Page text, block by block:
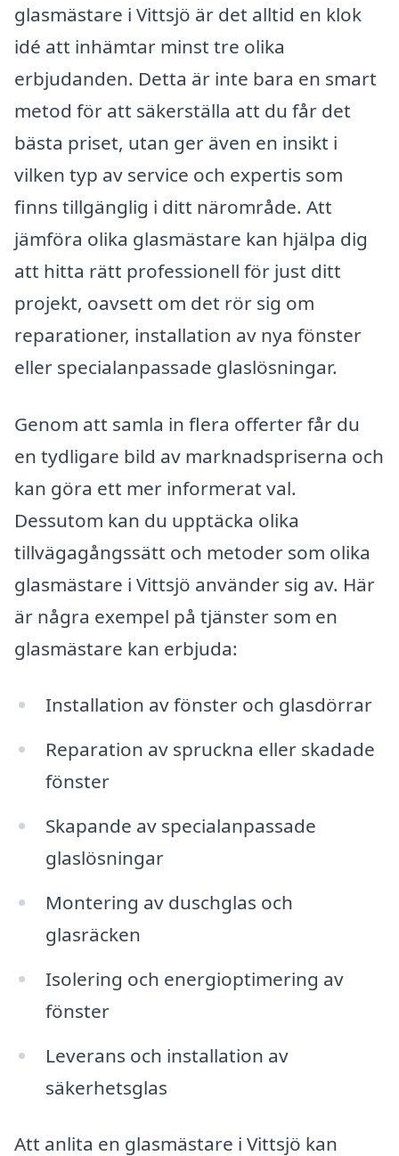
glasmästare i Vittsjö är det alltid en klok
idé att inhämtar minst tre olika
erbjudanden. Detta är inte bara en smart
metod för att säkerställa att du får det
bästa priset, utan ger även en insikt i
vilken typ av service och expertis som
finns tillgänglig i ditt närområde. Att
jämföra olika glasmästare kan hjälpa dig
att hitta rätt professionell för just ditt
projekt, oavsett om det rör sig om
reparationer, installation av nya fönster
eller specialanpassade glaslösningar.
Genom att samla in flera offerter får du
en tydligare bild av marknadspriserna och
kan göra ett mer informerat val.
Dessutom kan du upptäcka olika
tillvägagångssätt och metoder som olika
glasmästare i Vittsjö använder sig av. Här
är några exempel på tjänster som en
glasmästare kan erbjuda:
Installation av fönster och glasdörrar
Reparation av spruckna eller skadade
fönster
Skapande av specialanpassade
glaslösningar
Montering av duschglas och
glasräcken
Isolering och energioptimering av
fönster
Leverans och installation av
säkerhetsglas
Att anlita en glasmästare i Vittsjö kan